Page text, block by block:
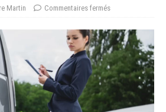
Martin Commentaires fermés